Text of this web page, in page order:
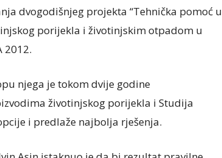
dvogodišnjeg projekta “Tehnička pomoć u
porijekla i životinjskim otpadom u
2012.
njega je tokom dvije godine
životinjskog porijekla i Studija
i predlaže najbolja rješenja.